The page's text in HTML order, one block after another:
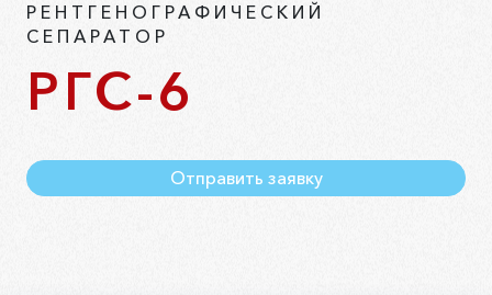
РЕНТГЕНОГРАФИЧЕСКИЙ
СЕПАРАТОР
РГС-6
Отправить заявку